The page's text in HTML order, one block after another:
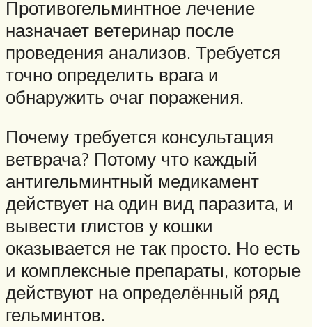
Противогельминтное лечение
назначает ветеринар после
проведения анализов. Требуется
точно определить врага и
обнаружить очаг поражения.
Почему требуется консультация
ветврача? Потому что каждый
антигельминтный медикамент
действует на один вид паразита, и
вывести глистов у кошки
оказывается не так просто. Но есть
и комплексные препараты, которые
действуют на определённый ряд
гельминтов.